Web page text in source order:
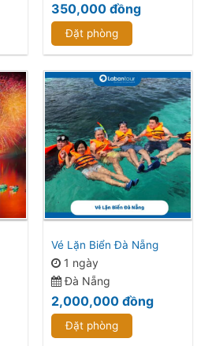
350,000đồng
Đặt phòng
Vé Lặn Biển Đà Nẵng
1 ngày
Đà Nẵng
2,000,000đồng
Đặt phòng